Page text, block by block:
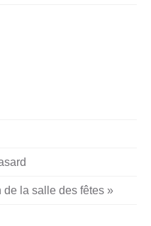
de la salle des fêtes »